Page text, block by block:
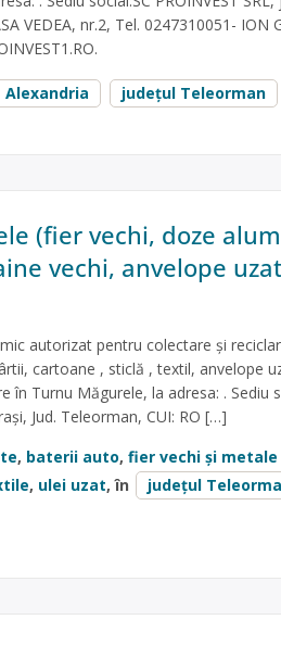
VEDEA, nr.2, Tel. 0247310051- ION
.
Alexandria județul Teleorman
(fier vechi, doze
vechi, anvelope
autorizat pentru colectare și
cartoane , sticlă , textil, anvelope
Turnu Măgurele, la adresa: . Sediu
Jud. Teleorman, CUI: RO […]
, baterii auto, fier vechi și
, ulei uzat, în
județul